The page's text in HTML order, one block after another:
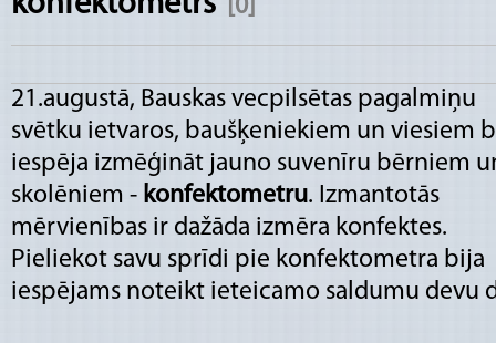
[0]
21.augustā, Bauskas vecpilsētas pagalmiņu
svētku ietvaros, baušķeniekiem un viesiem
iespēja izmēģināt jauno suvenīru bērniem
skolēniem - konfektometru. Izmantotās
mērvienības ir dažāda izmēra konfektes.
Pieliekot savu sprīdi pie konfektometra bija
iespējams noteikt ieteicamo saldumu devu